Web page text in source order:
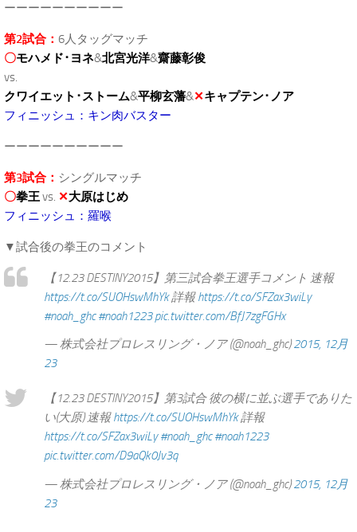
ーーーーーーーーーー
第2試合： 6人タッグマッチ
〇モハメド･ヨネ&北宮光洋&齋藤彰俊
vs.
クワイエット･ストーム&平柳玄藩&✕キャプテン･ノア
フィニッシュ：キン肉バスター
ーーーーーーーーーー
第3試合： シングルマッチ
〇拳王vs. ✕大原はじめ
フィニッシュ：羅喉
▼試合後の拳王のコメント
【12.23 DESTINY2015】第三試合拳王選手コメント 速報
https://t.co/SUOHswMhYk詳報https://t.co/SFZax3wiLy
#noah_ghc #noah1223 pic.twitter.com/BfJ7zgFGHx
— 株式会社プロレスリング・ノア (@noah_ghc)2015, 12月
23
【12.23 DESTINY2015】第3試合 彼の横に並ぶ選手でありた
い(大原) 速報https://t.co/SUOHswMhYk詳報
https://t.co/SFZax3wiLy #noah_ghc #noah1223
pic.twitter.com/D9aQk0Jv3q
— 株式会社プロレスリング・ノア (@noah_ghc)2015, 12月
23